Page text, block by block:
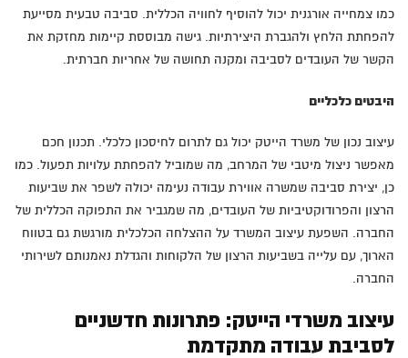
כמו צמחייה אורגנית יכול להוסיף לחוויה הכללית. סביבה טבעית מסייעת
להפחתת הלחץ ולהגברת היצירתיות. גישה מבוססת קיימות מחזקת את
הקשר של העובדים לסביבה ומקנה תחושה של אחריות חברתית.
היבטים כלכליים
עיצוב נכון של משרד הייטק יכול גם לתרום לחיסכון כלכלי. תכנון חכם
מאפשר ניצול מיטבי של המרחב, מה שמוביל להפחתת עלויות תפעול. כמו
כן, יצירת סביבה שמשרה אווירת עבודה נעימה יכולה לשפר את שביעות
הרצון והפרודוקטיביות של העובדים, מה שמגביר את התפוקה הכללית של
החברה. השפעת עיצוב המשרד על ההצלחה הכלכלית מורגשת גם בטווח
הארוך, עם עלייה בשביעות הרצון של הלקוחות והגדלת נאמנותם לשירותי
החברה.
עיצוב משרדי הייטק: פתרונות חדשניים
לסביבת עבודה מתקדמת